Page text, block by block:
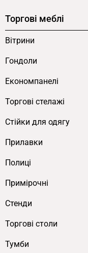
Торгові меблі
Вітрини
Гондоли
Економпанелі
Торгові стелажі
Cтійки для одягу
Прилавки
Полиці
Примірочні
Стенди
Торгові столи
Тумби